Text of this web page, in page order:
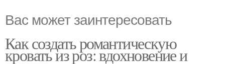
Вас может заинтересовать
Как создать романтическую
кровать из роз: вдохновение и